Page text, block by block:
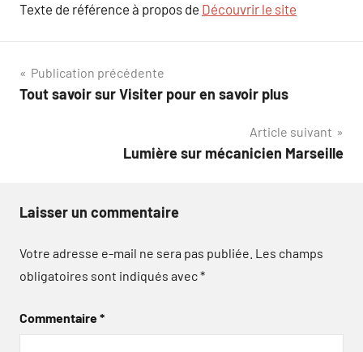
Texte de référence à propos de Découvrir le site
Navigation
de
Publication précédente
Tout savoir sur Visiter pour en savoir plus
Article suivant
Lumière sur mécanicien Marseille
Laisser un commentaire
Votre adresse e-mail ne sera pas publiée. Les champs
obligatoires sont indiqués avec*
Commentaire*